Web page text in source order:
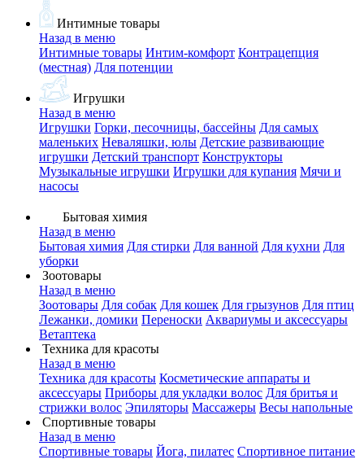
Интимные товары
Назад в меню
Интимные товары Интим-комфорт Контрацепция
(местная) Для потенции
Игрушки
Назад в меню
Игрушки Горки, песочницы, бассейны Для самых
маленьких Неваляшки, юлы Детские развивающие
игрушки Детский транспорт Конструкторы
Музыкальные игрушки Игрушки для купания Мячи и
насосы
Бытовая химия
Назад в меню
Бытовая химия Для стирки Для ванной Для кухни Для
уборки
Зоотовары
Назад в меню
Зоотовары Для собак Для кошек Для грызунов Для птиц
Лежанки, домики Переноски Аквариумы и аксессуары
Ветаптека
Техника для красоты
Назад в меню
Техника для красоты Косметические аппараты и
аксессуары Приборы для укладки волос Для бритья и
стрижки волос Эпиляторы Массажеры Весы напольные
Спортивные товары
Назад в меню
Спортивные товары Йога, пилатес Спортивное питание